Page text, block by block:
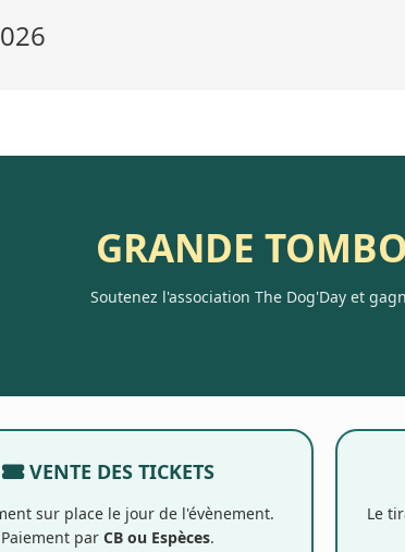
GRANDE
Soutenez l'association The Dog'Day et
VENTE DES TICKETS
sur place le jour de l'évènement.
Paiement parCB ou Espèces.
Le